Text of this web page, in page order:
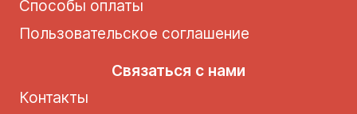
Способы оплаты
Пользовательское соглашение
Связаться с нами
Контакты